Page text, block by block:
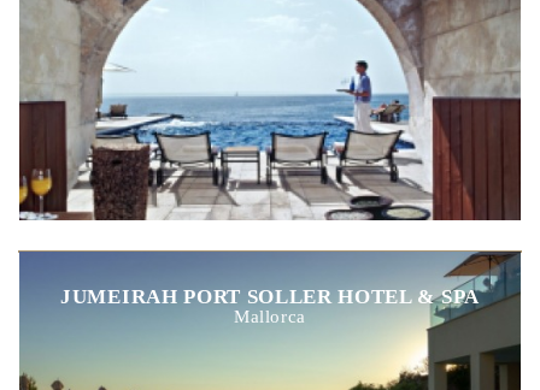
JUMEIRAH PORT SOLLER HOTEL & SPA
Mallorca